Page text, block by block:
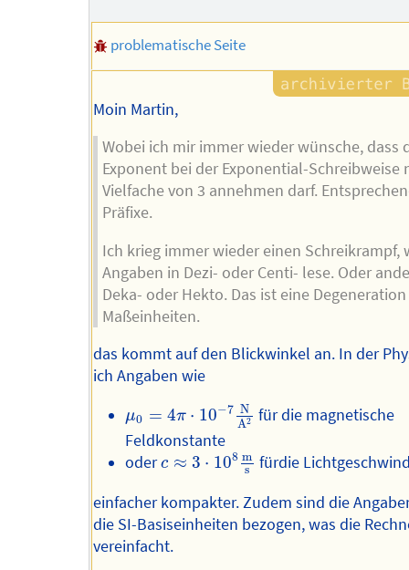
problematische Seite
Moin Martin,
Wobei ich mir immer wieder wünsche, dass
Exponent bei der Exponential-Schreibweise
Vielfache von 3 annehmen darf.
Präfixe.
Ich krieg immer wieder einen Schreikrampf,
Angaben in Dezi- oder Centi- lese. Oder
Deka- oder Hekto. Das ist eine
Maßeinheiten.
das kommt auf den Blickwinkel an. In der
ich Angaben wie
μ0 = 4π ⋅ 10−7 N
A2
⋅ −7 NA2
für die magnetische
Feldkonstante
oderc ≈ 3 ⋅ 108 m
s
c≈3⋅108ms
fürdie
einfacher kompakter. Zudem sind die
die SI-Basiseinheiten bezogen, was die
vereinfacht.